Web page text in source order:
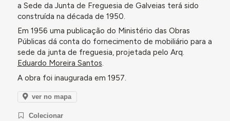
a Sede da Junta de Freguesia de Galveias terá sido
construída na década de 1950.
Em 1956 uma publicação do Ministério das Obras
Públicas dá conta do fornecimento de mobiliário para a
sede da junta de freguesia, projetada pelo Arq.
Eduardo Moreira Santos.
A obra foi inaugurada em 1957.
ver no mapa
Colecionar